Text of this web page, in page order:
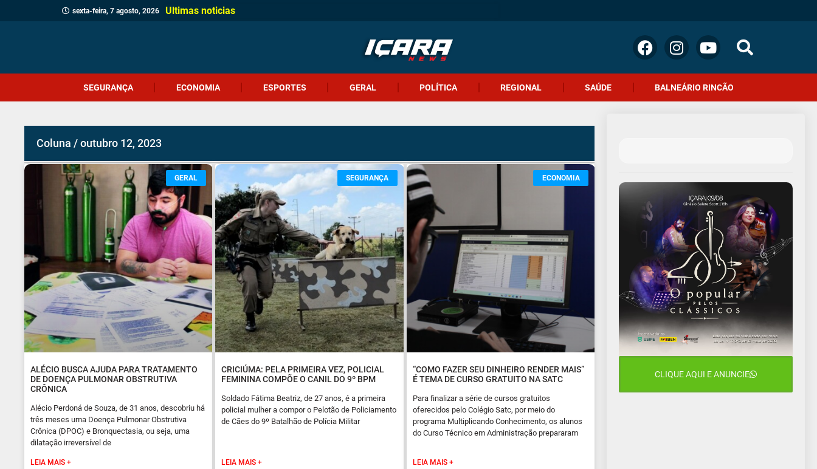
sexta-feira, 7 agosto, 2026 Ultimas noticias
SEGURANÇA ECONOMIA ESPORTES GERAL POLÍTICA REGIONAL SAÚDE BALNEÁRIO RINCÃO
Coluna / outubro 12, 2023
GERAL
ALÉCIO BUSCA AJUDA PARA TRATAMENTO
DE DOENÇA PULMONAR OBSTRUTIVA
CRÔNICA
Alécio Perdoná de Souza, de 31 anos, descobriu há
três meses uma Doença Pulmonar Obstrutiva
Crônica (DPOC) e Bronquectasia, ou seja, uma
dilatação irreversível de
LEIA MAIS +
SEGURANÇA
CRICIÚMA: PELA PRIMEIRA VEZ, POLICIAL
FEMININA COMPÕE O CANIL DO 9º BPM
Soldado Fátima Beatriz, de 27 anos, é a primeira
policial mulher a compor o Pelotão de Policiamento
de Cães do 9º Batalhão de Polícia Militar
LEIA MAIS +
ECONOMIA
“COMO FAZER SEU DINHEIRO RENDER MAIS”
É TEMA DE CURSO GRATUITO NA SATC
Para finalizar a série de cursos gratuitos
oferecidos pelo Colégio Satc, por meio do
programa Multiplicando Conhecimento, os alunos
do Curso Técnico em Administração prepararam
LEIA MAIS +
CLIQUE AQUI E ANUNCIE